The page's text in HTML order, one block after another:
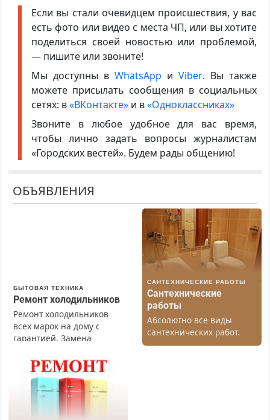
Если вы стали очевидцем происшествия, у вас
есть фото или видео с места ЧП, или вы хотите
поделиться своей новостью или проблемой,
— пишите или звоните!
Мы доступны в WhatsApp иViber. Вы также
можете присылать сообщения в социальных
сетях: в«ВКонтакте»и в«Одноклассниках»
Звоните в любое удобное для вас время,
чтобы лично задать вопросы журналистам
«Городских вестей». Будем рады общению!
ОБЪЯВЛЕНИЯ
БЫТОВАЯ ТЕХНИКА
Ремонт холодильников
Ремонт холодильников
всех марок на дому с
гарантией. Замена
Недорого. Без выходных.
Все районы. Скидка.
Вызов бесплатный.
САНТЕХНИЧЕСКИЕ РАБОТЫ
Сантехнические
работы
Абсолютно все виды
сантехнических работ.
Быстро. Качественно.